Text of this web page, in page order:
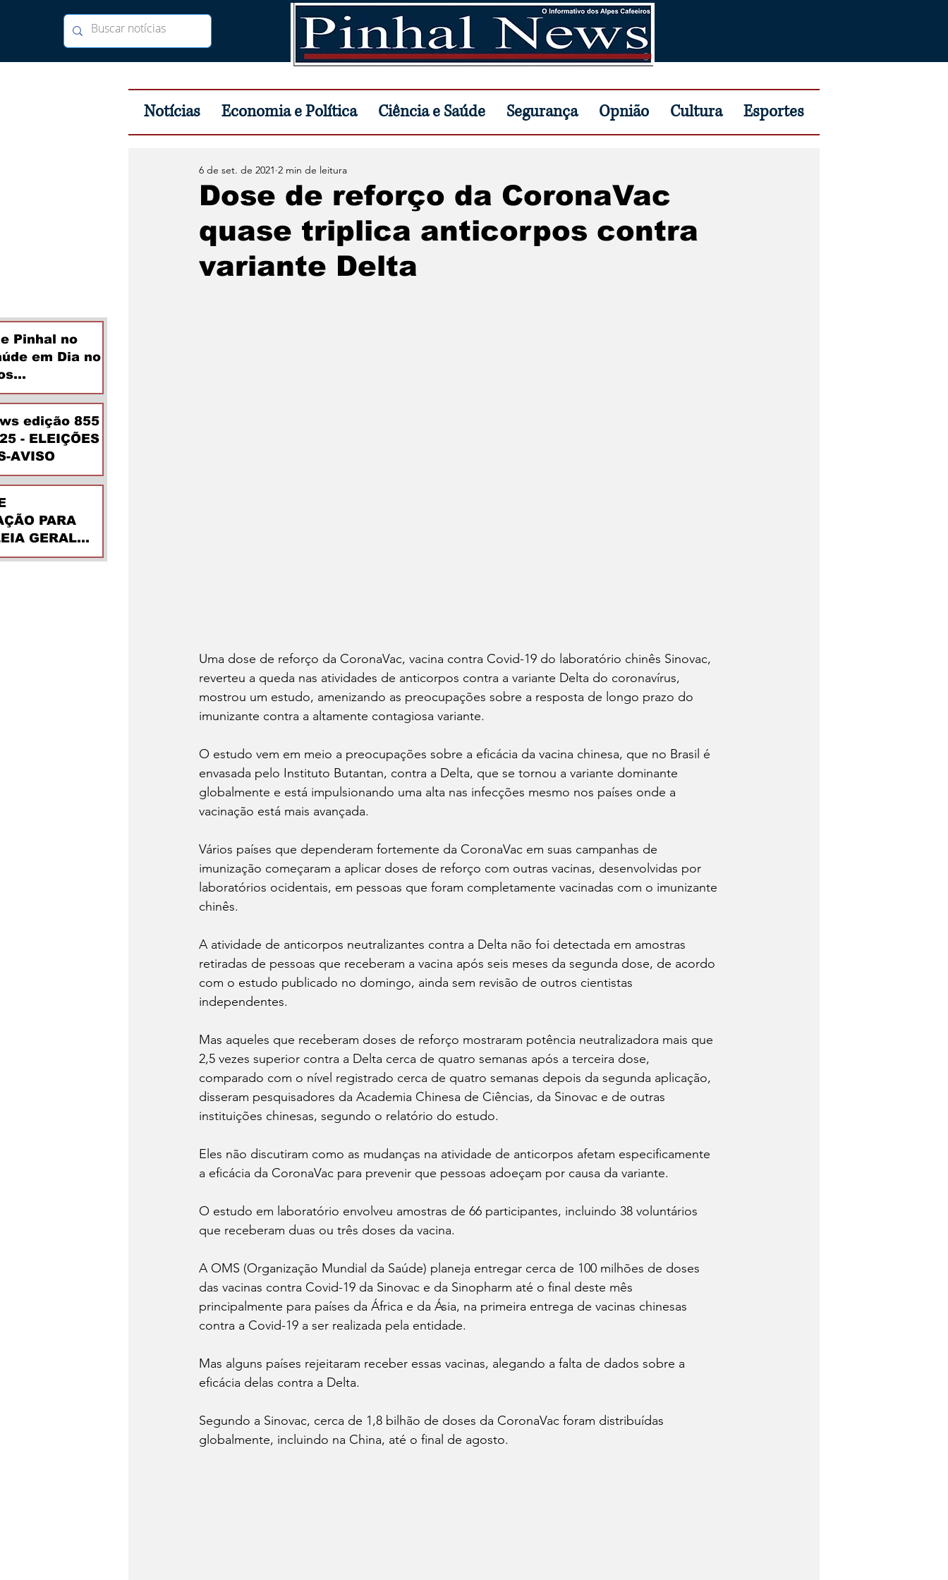
Notícias Economia e Política Ciência e Saúde Segurança Opnião Cultura Esportes
Pinhal no
em Dia no
edição 855
- ELEIÇÕES
AVISO
PARA
GERAL
Dose de reforço da CoronaVac
quase triplica anticorpos contra
variante Delta
6 de set. de 2021 2 min de leitura
Uma dose de reforço da CoronaVac, vacina contra Covid-19 do laboratório chinês Sinovac,
reverteu a queda nas atividades de anticorpos contra a variante Delta do coronavírus,
mostrou um estudo, amenizando as preocupações sobre a resposta de longo prazo do
imunizante contra a altamente contagiosa variante.
O estudo vem em meio a preocupações sobre a eficácia da vacina chinesa, que no Brasil é
envasada pelo Instituto Butantan, contra a Delta, que se tornou a variante dominante
globalmente e está impulsionando uma alta nas infecções mesmo nos países onde a
vacinação está mais avançada.
Vários países que dependeram fortemente da CoronaVac em suas campanhas de
imunização começaram a aplicar doses de reforço com outras vacinas, desenvolvidas por
laboratórios ocidentais, em pessoas que foram completamente vacinadas com o imunizante
chinês.
A atividade de anticorpos neutralizantes contra a Delta não foi detectada em amostras
retiradas de pessoas que receberam a vacina após seis meses da segunda dose, de acordo
com o estudo publicado no domingo, ainda sem revisão de outros cientistas
independentes.
Mas aqueles que receberam doses de reforço mostraram potência neutralizadora mais que
2,5 vezes superior contra a Delta cerca de quatro semanas após a terceira dose,
comparado com o nível registrado cerca de quatro semanas depois da segunda aplicação,
disseram pesquisadores da Academia Chinesa de Ciências, da Sinovac e de outras
instituições chinesas, segundo o relatório do estudo.
Eles não discutiram como as mudanças na atividade de anticorpos afetam especificamente
a eficácia da CoronaVac para prevenir que pessoas adoeçam por causa da variante.
O estudo em laboratório envolveu amostras de 66 participantes, incluindo 38 voluntários
que receberam duas ou três doses da vacina.
A OMS (Organização Mundial da Saúde) planeja entregar cerca de 100 milhões de doses
das vacinas contra Covid-19 da Sinovac e da Sinopharm até o final deste mês
principalmente para países da África e da Ásia, na primeira entrega de vacinas chinesas
contra a Covid-19 a ser realizada pela entidade.
Mas alguns países rejeitaram receber essas vacinas, alegando a falta de dados sobre a
eficácia delas contra a Delta.
Segundo a Sinovac, cerca de 1,8 bilhão de doses da CoronaVac foram distribuídas
globalmente, incluindo na China, até o final de agosto.